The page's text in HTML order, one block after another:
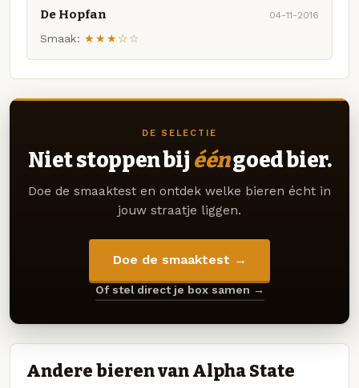
De Hopfan 04-11-2016
Smaak: ★★★☆☆
DE SELECTIE
Niet stoppen bij ééngoed bier.
Doe de smaaktest en ontdek welke bieren écht in
jouw straatje liggen.
Doe de smaaktest →
Of stel direct je box samen →
Andere bieren van Alpha State